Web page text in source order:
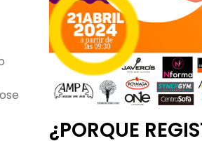
¿PORQUE